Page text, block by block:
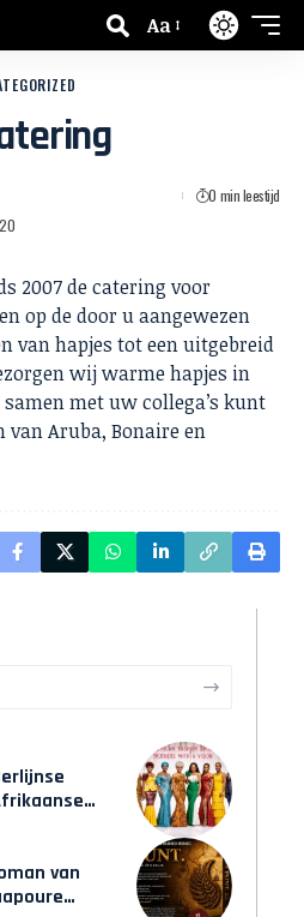
Aa
0 min leestijd
2007 de catering voor
op de door u aangewezen
van hapjes tot een uitgebreid
wij warme hapjes in
met uw collega’s kunt
van Aruba, Bonaire en
van